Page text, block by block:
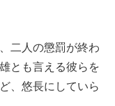
二人の懲罰が終わ
とも言える彼らを
、悠長にしていら